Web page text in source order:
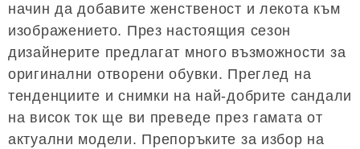
начин да добавите женственост и лекота към
изображението. През настоящия сезон
дизайнерите предлагат много възможности за
оригинални отворени обувки. Преглед на
тенденциите и снимки на най-добрите сандали
на висок ток ще ви преведе през гамата от
актуални модели. Препоръките за избор на